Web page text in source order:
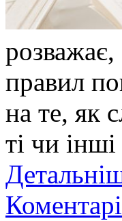
правил
на те, як
ті чи